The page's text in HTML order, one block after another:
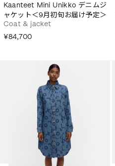
Kaanteet Mini Unikko デニムジ
ャケット＜9月初旬お届け予定＞
Coat & jacket
¥84,700